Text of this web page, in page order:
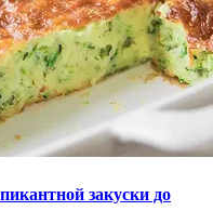
закуски до